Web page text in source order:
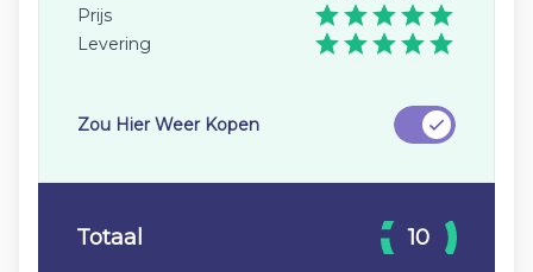
Prijs
Levering
Zou Hier Weer Kopen
Totaal 10